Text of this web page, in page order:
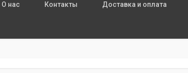
О нас Контакты Доставка и оплата